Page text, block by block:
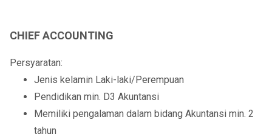
CHIEF ACCOUNTING
Persyaratan:
Jenis kelamin Laki-laki/Perempuan
Pendidikan min. D3 Akuntansi
Memiliki pengalaman dalam bidang Akuntansi min. 2
tahun